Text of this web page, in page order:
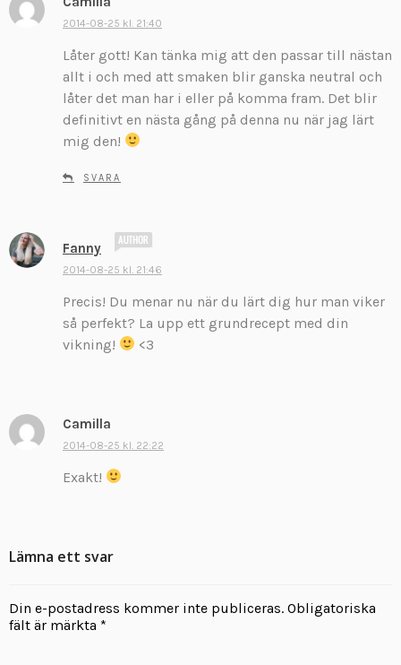
k
i
v
e
r
:
2014-08-25 kl. 21:40
Låter gott! Kan tänka mig att den passar till nästan
allt i och med att smaken blir ganska neutral och
låter det man har i eller på komma fram. Det blir
definitivt en nästa gång på denna nu när jag lärt
mig den!
SVARA
Fanny
i
v
2014-08-25 kl. 21:46
Precis! Du menar nu när du lärt dig hur man viker
så perfekt? La upp ett grundrecept med din
vikning!
<3
Camilla
k
i
2014-08-25 kl. 22:22
Exakt!
Lämna ett svar
Din e-postadress kommer inte publiceras. Obligatoriska
fält är märkta *